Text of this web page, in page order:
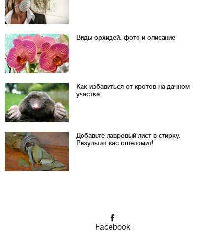
Виды орхидей: фото и описание
Как избавиться от кротов на дачном
участке
Добавьте лавровый лист в стирку.
Результат вас ошеломит!
Facebook